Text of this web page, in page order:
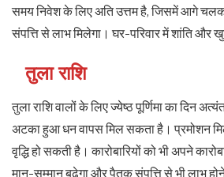
समय निवेश के लिए अति उत्तम है, जिसमें आगे
संपत्ति से लाभ मिलेगा। घर-परिवार में शांति और
तुला राशि
तुला राशि वालों के लिए ज्येष्ठ पूर्णिमा का दिन
अटका हुआ धन वापस मिल सकता है। प्रमोशन
वृद्धि हो सकती है। कारोबारियों को भी अपने
मान-सम्मान बढ़ेगा और पैतृक संपत्ति से भी लाभ